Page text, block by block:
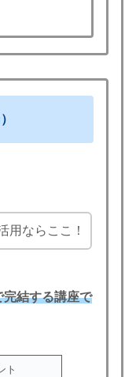
用ならここ！
結する講座で
ト